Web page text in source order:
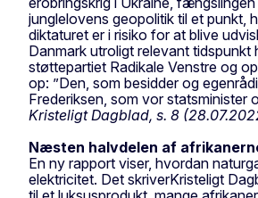
junglelovens geopolitik til et punkt,
diktaturet er i risiko for at blive
Danmark utroligt relevant
støttepartiet Radikale Venstre og
op: ”Den, som besidder og
Frederiksen, som vor statsminister
Kristeligt Dagblad, s. 8
Næsten halvdelen af
En ny rapport viser, hvordan
elektricitet. Det skriverKristeligt